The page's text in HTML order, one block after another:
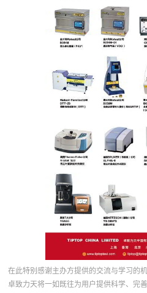
在此特别感谢主办方提供的交流与学习的
卓致力天将一如既往为用户提供科学、完